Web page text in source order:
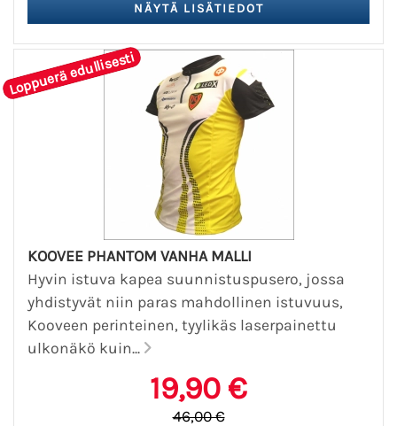
Loppuerä edullisesti
KOOVEE PHANTOM VANHA MALLI
Hyvin istuva kapea suunnistuspusero, jossa
yhdistyvät niin paras mahdollinen istuvuus,
Kooveen perinteinen, tyylikäs laserpainettu
ulkonäkö kuin...
19,90 €
46,00 €